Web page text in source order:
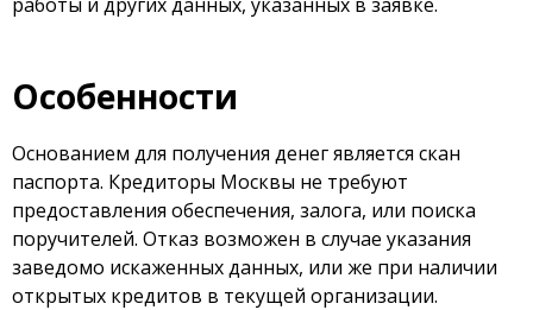
Особенности
Основанием для получения денег является скан
паспорта. Кредиторы Москвы не требуют
предоставления обеспечения, залога, или поиска
поручителей. Отказ возможен в случае указания
заведомо искаженных данных, или же при наличии
открытых кредитов в текущей организации.